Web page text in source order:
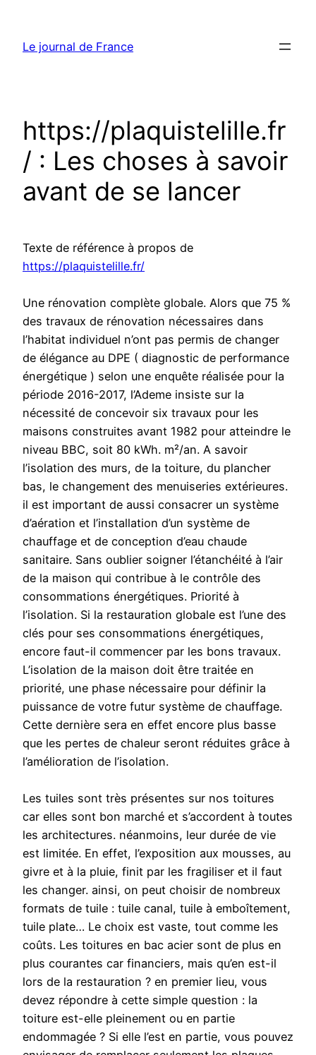
contenu
Le journal de France
https://plaquistelille.fr
/ : Les choses à savoir
avant de se lancer
Texte de référence à propos de
https://plaquistelille.fr/
Une rénovation complète globale. Alors que 75 %
des travaux de rénovation nécessaires dans
l’habitat individuel n’ont pas permis de changer
de élégance au DPE ( diagnostic de performance
énergétique ) selon une enquête réalisée pour la
période 2016-2017, l’Ademe insiste sur la
nécessité de concevoir six travaux pour les
maisons construites avant 1982 pour atteindre le
niveau BBC, soit 80 kWh. m²/an. A savoir
l’isolation des murs, de la toiture, du plancher
bas, le changement des menuiseries extérieures.
il est important de aussi consacrer un système
d’aération et l’installation d’un système de
chauffage et de conception d’eau chaude
sanitaire. Sans oublier soigner l’étanchéité à l’air
de la maison qui contribue à le contrôle des
consommations énergétiques. Priorité à
l’isolation. Si la restauration globale est l’une des
clés pour ses consommations énergétiques,
encore faut-il commencer par les bons travaux.
L’isolation de la maison doit être traitée en
priorité, une phase nécessaire pour définir la
puissance de votre futur système de chauffage.
Cette dernière sera en effet encore plus basse
que les pertes de chaleur seront réduites grâce à
l’amélioration de l’isolation.
Les tuiles sont très présentes sur nos toitures
car elles sont bon marché et s’accordent à toutes
les architectures. néanmoins, leur durée de vie
est limitée. En effet, l’exposition aux mousses, au
givre et à la pluie, finit par les fragiliser et il faut
les changer. ainsi, on peut choisir de nombreux
formats de tuile : tuile canal, tuile à emboîtement,
tuile plate… Le choix est vaste, tout comme les
coûts. Les toitures en bac acier sont de plus en
plus courantes car financiers, mais qu’en est-il
lors de la restauration ? en premier lieu, vous
devez répondre à cette simple question : la
toiture est-elle pleinement ou en partie
endommagée ? Si elle l’est en partie, vous pouvez